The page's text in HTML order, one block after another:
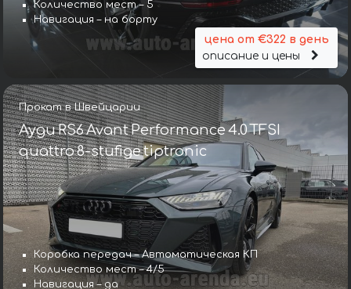
Количество мест – 5
Навигация – на борту
цена от €322 в день
описание и цены
Прокат в Швейцарии
Ауди RS6 Avant Performance 4.0 TFSI
quattro 8-stufige tiptronic
Коробка передач – Автоматическая КП
Количество мест – 4/5
Навигация – да